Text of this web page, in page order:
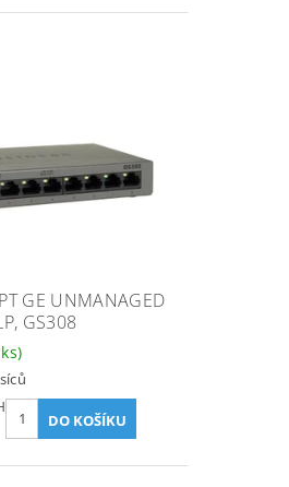
GE UNMANAGED
GS308